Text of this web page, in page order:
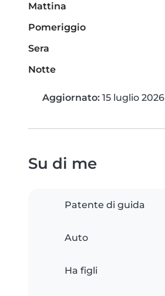
Mattina
Pomeriggio
Sera
Notte
Aggiornato: 15 luglio 2026
Su di me
Patente di guida
Auto
Ha figli